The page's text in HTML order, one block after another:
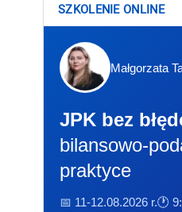
SZKOLENIE ONLINE
Małgorzata
JPK bez
bilansowo-
praktyce
📅 11-12.08.2026 r.🕐